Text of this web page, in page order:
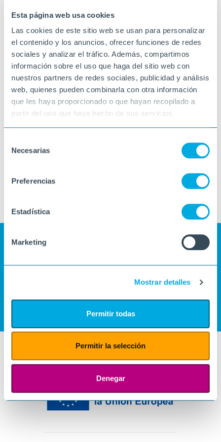
Esta página web usa cookies
Las cookies de este sitio web se usan para personalizar
el contenido y los anuncios, ofrecer funciones de redes
sociales y analizar el tráfico. Además, compartimos
información sobre el uso que haga del sitio web con
nuestros partners de redes sociales, publicidad y análisis
web, quienes pueden combinarla con otra información
que les haya proporcionado o que hayan recopilado a
partir del uso que haya hecho de sus servicios.
Necesarias
Preferencias
Estadística
Marketing
Mostrar detalles
Permitir todas
Permitir la selección
Denegar